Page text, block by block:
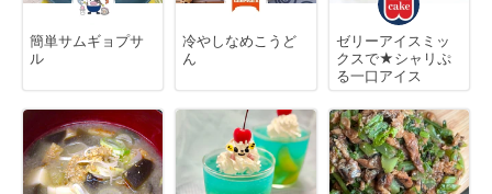
簡単サムギョプサ
ル
冷やしなめこうど
ん
ゼリーアイスミッ
クスで★シャリぷ
る一口アイス